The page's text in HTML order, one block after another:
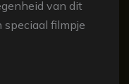
van dit
speciaal filmpje